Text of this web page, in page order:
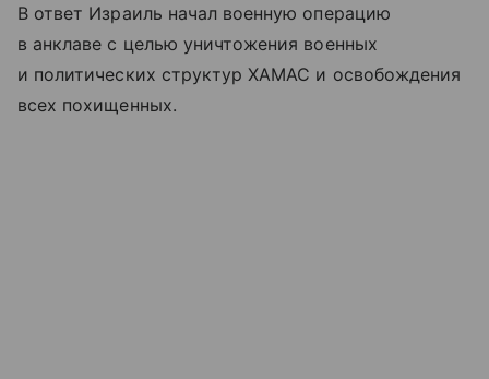
В ответ Израиль начал военную операцию
в анклаве с целью уничтожения военных
и политических структур ХАМАС и освобождения
всех похищенных.